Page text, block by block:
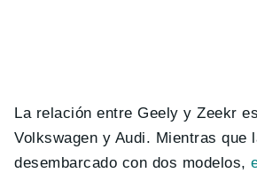
La relación entre Geely y Zeekr
Volkswagen y Audi. Mientras que
desembarcado con dos modelos,